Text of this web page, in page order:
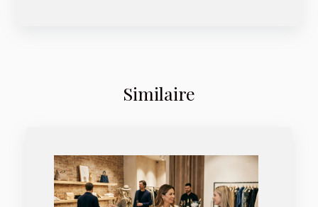
Similaire